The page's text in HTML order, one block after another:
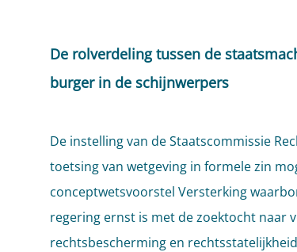
De rolverdeling tussen de
burger in de schijnwerpers
De instelling van de Staatscommissie
toetsing van wetgeving in formele zin
conceptwetsvoorstel Versterking
regering ernst is met de zoektocht naar
rechtsbescherming en